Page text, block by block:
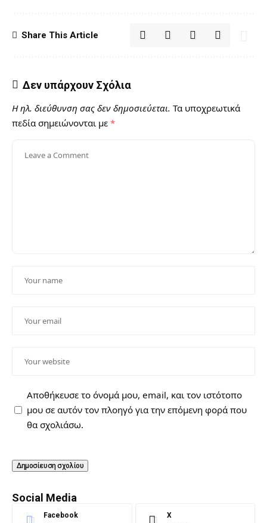
Share This Article
Δεν υπάρχουν Σχόλια
Η ηλ. διεύθυνση σας δεν δημοσιεύεται. Τα υποχρεωτικά
πεδία σημειώνονται με *
Αποθήκευσε το όνομά μου, email, και τον ιστότοπο
μου σε αυτόν τον πλοηγό για την επόμενη φορά που
θα σχολιάσω.
Social Media
Facebook X